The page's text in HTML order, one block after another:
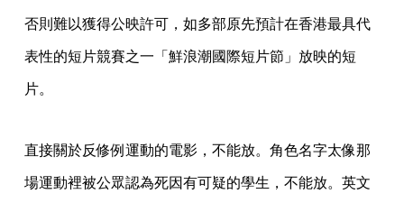
否則難以獲得公映許可，如多部原先預計在香港最具代
表性的短片競賽之一「鮮浪潮國際短片節」放映的短
片。
直接關於反修例運動的電影，不能放。角色名字太像那
場運動裡被公眾認為死因有可疑的學生，不能放。英文